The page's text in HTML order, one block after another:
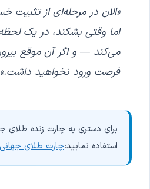
«الان در مرحله‌ای از تثبیت
اما وقتی بشکند، در یک
می‌کند — و اگر آن موقع
فرصت ورود نخواهید داشت.»
برای دستری به چارت زنده طلای
استفاده نمایید:چارت طلای جهانی